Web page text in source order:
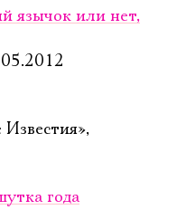
язычок или нет,
года